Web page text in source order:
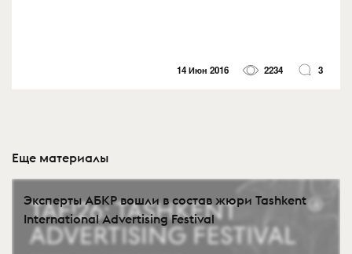
14 Июн 2016 2234 3
Еще материалы
Эксперты АБКР вошли в состав жюри Tashkent
International Advertising Festival